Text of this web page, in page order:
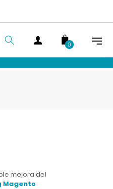
0
mejora del
Magento